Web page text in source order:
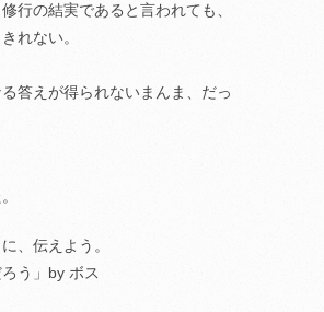
行の結実であると言われても、
れない。
答えが得られないまんま、だっ
、伝えよう。
う」by ボス